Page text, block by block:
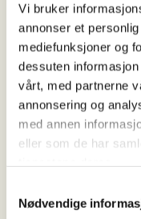
Vi bruker
annonser et
mediefunksjoner og
dessuten
vårt, med partnerne
annonsering og
med annen
eller som de har
Nødvendige
Gode sko og klær.
varm ved pauser
ulykke etc) som
seg tilbake.
Oppmøte:
Klikk her for å se